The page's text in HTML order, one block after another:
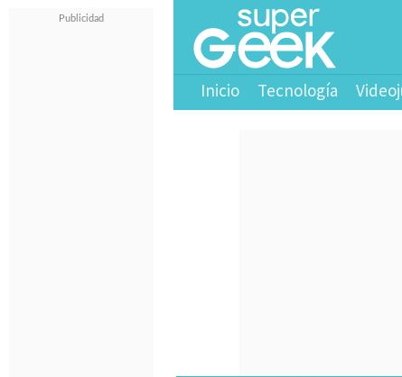
Inicio Tecnología